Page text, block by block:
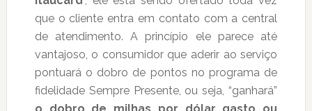
que o cliente entra em contato com a central
de atendimento. A princípio ele parece até
vantajoso, o consumidor que aderir ao serviço
pontuará o dobro de pontos no programa de
fidelidade Sempre Presente, ou seja, “ganhará”